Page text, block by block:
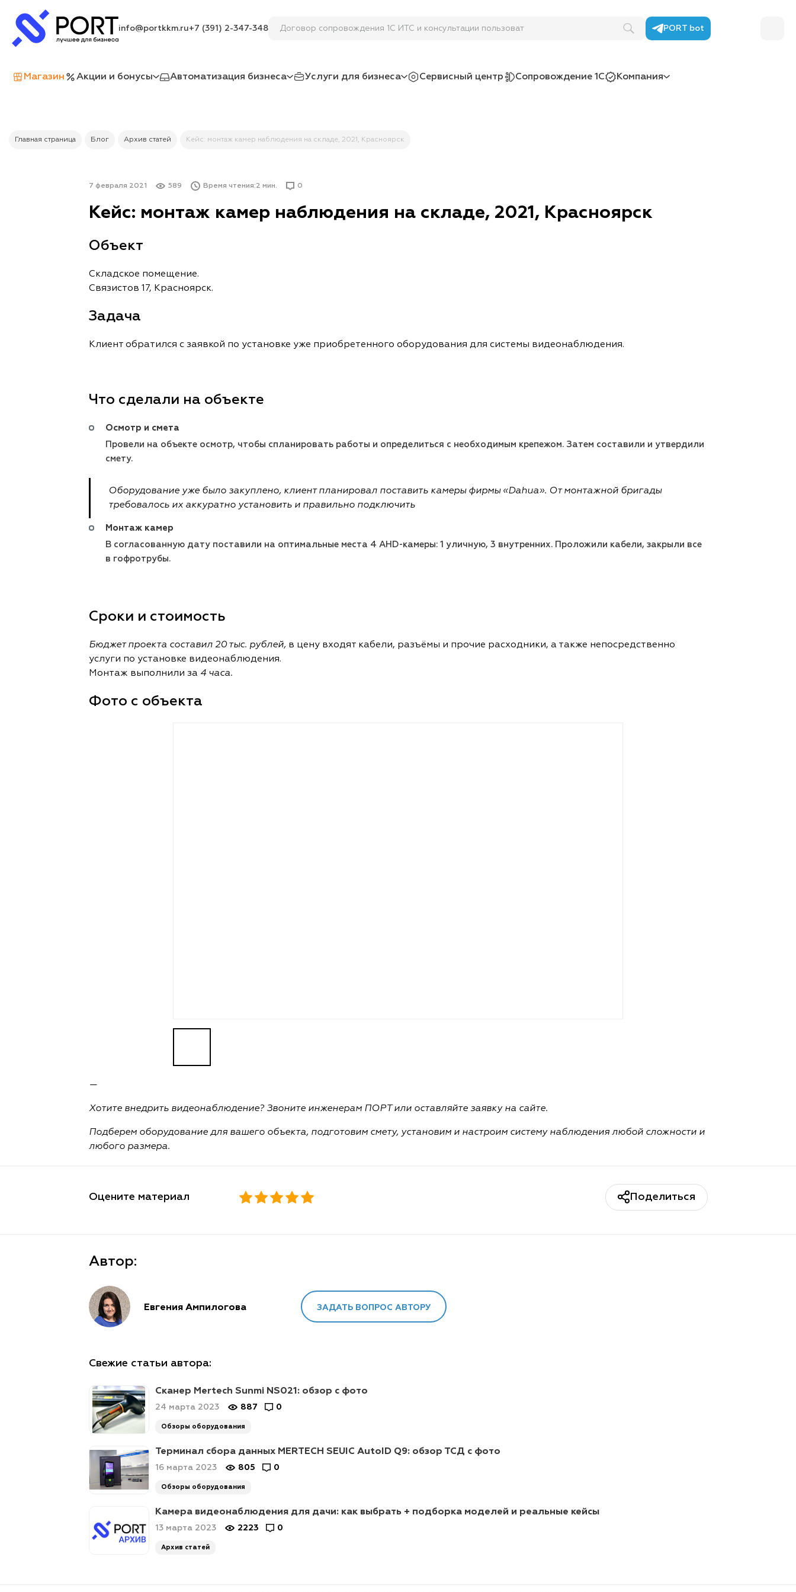
info@portkkm.ru+7 (391) 2-347-348 Договор сопровождения 1С ИТС и консультации пользователей PORT bot
Магазин Акции и бонусы Автоматизация бизнеса Услуги для бизнеса Сервисный центр Сопровождение 1С Компания
Главная страница Блог Архив статей Кейс: монтаж камер наблюдения на складе, 2021, Красноярск
7 февраля 2021 589 Время чтения:2 мин. 0
Кейс: монтаж камер наблюдения на складе, 2021, Красноярск
Объект
Складское помещение.
Связистов 17, Красноярск.
Задача
Клиент обратился с заявкой по установке уже приобретенного оборудования для системы видеонаблюдения.
Что сделали на объекте
Осмотр и смета
Провели на объекте осмотр, чтобы спланировать работы и определиться с необходимым крепежом. Затем составили и утвердили
смету.
Оборудование уже было закуплено, клиент планировал поставить камеры фирмы «Dahua». От монтажной бригады
требовалось их аккуратно установить и правильно подключить
Монтаж камер
В согласованную дату поставили на оптимальные места 4 AHD-камеры: 1 уличную, 3 внутренних. Проложили кабели, закрыли все
в гофротрубы.
Сроки и стоимость
Бюджет проекта составил 20 тыс. рублей,в цену входят кабели, разъёмы и прочие расходники, а также непосредственно
услуги по установке видеонаблюдения.
Монтаж выполнили за 4 часа.
Фото с объекта
—
Хотите внедрить видеонаблюдение? Звоните инженерам ПОРТ или оставляйте заявку на сайте.
Подберем оборудование для вашего объекта, подготовим смету, установим и настроим систему наблюдения любой сложности и
любого размера.
Оцените материал Поделиться
Автор:
Евгения Ампилогова ЗАДАТЬ ВОПРОС АВТОРУ
Свежие статьи автора:
Сканер Mertech Sunmi NS021: обзор с фото
24 марта 2023 887 0
Обзоры оборудования
Терминал сбора данных MERTECH SEUIC AutoID Q9: обзор ТСД с фото
16 марта 2023 805 0
Обзоры оборудования
Камера видеонаблюдения для дачи: как выбрать + подборка моделей и реальные кейсы
13 марта 2023 2223 0
Архив статей